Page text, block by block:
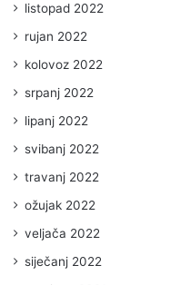
listopad 2022
rujan 2022
kolovoz 2022
srpanj 2022
lipanj 2022
svibanj 2022
travanj 2022
ožujak 2022
veljača 2022
siječanj 2022